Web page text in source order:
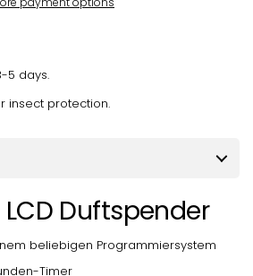
5 days.
insect protection.
Duftspender
beliebigen Programmiersystem
Timer